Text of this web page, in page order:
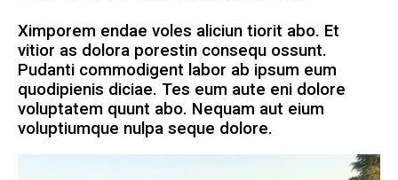
Ximporem endae voles aliciun tiorit abo. Et
vitior as dolora porestin consequ ossunt.
Pudanti commodigent labor ab ipsum eum
quodipienis diciae. Tes eum aute eni dolore
voluptatem quunt abo. Nequam aut eium
voluptiumque nulpa seque dolore.